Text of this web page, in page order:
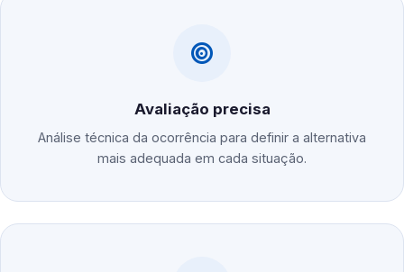
Avaliação precisa
Análise técnica da ocorrência para definir a alternativa
mais adequada em cada situação.